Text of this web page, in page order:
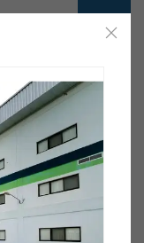
Collaborations